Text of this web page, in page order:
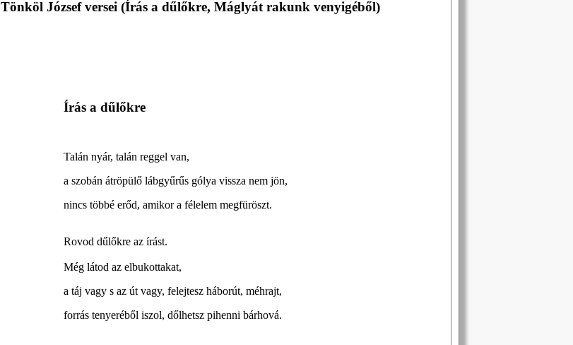
Tönköl József versei (Írás a dűlőkre, Máglyát rakunk venyigéből)
Írás a dűlőkre
Talán nyár, talán reggel van,
a szobán átröpülő lábgyűrűs gólya vissza nem jön,
nincs többé erőd, amikor a félelem megfüröszt.
Rovod dűlőkre az írást.
Még látod az elbukottakat,
a táj vagy s az út vagy, felejtesz háborút, méhrajt,
forrás tenyeréből iszol, dőlhetsz pihenni bárhová.